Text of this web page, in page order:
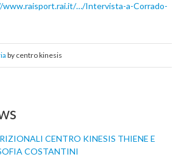
CENTRO KINESIS THIENE E
COSTANTINI
www.raisport.rai.it/…/Intervista-a-Corrado-
by centro kinesis